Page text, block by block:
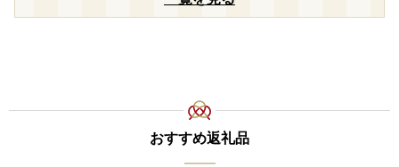
おすすめ返礼品